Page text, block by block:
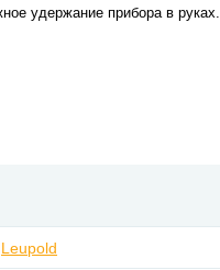
удержание прибора в руках.
Leupold